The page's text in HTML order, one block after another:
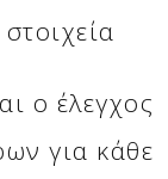
ο έλεγχος
για κάθε